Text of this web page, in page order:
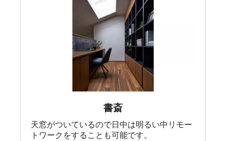
書斎
天窓がついているので日中は明るい中リモー
トワークをすることも可能です。